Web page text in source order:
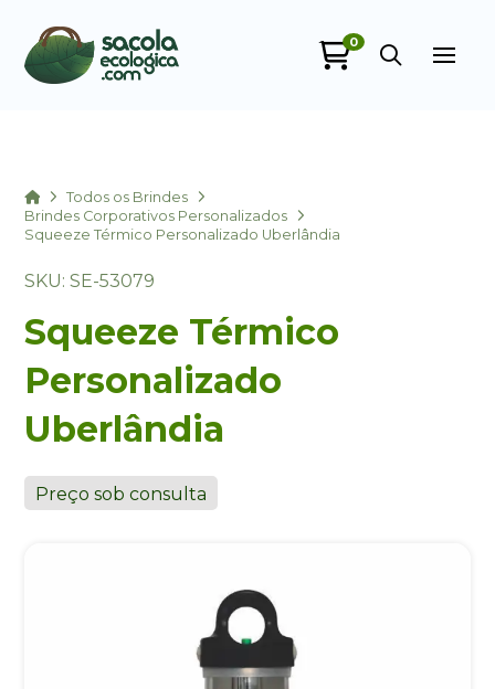
0
HomeTodos os Brindes
Brindes Corporativos Personalizados
Squeeze Térmico Personalizado Uberlândia
SKU: SE-53079
Squeeze Térmico
Personalizado
Uberlândia
Preço sob consulta
A nossa empresa está comprometida a proteger e respeitar
sua privacidade, utilizaremos seus dados apenas para fins
de marketing. Você pode alterar suas preferências a
qualquer momento.